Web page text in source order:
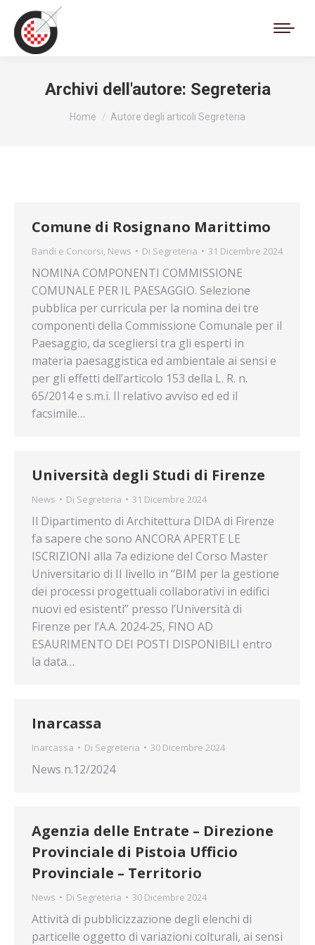
Archivi dell'autore: Segreteria
Tu sei qui:
Home Autore degli articoli Segreteria
Comune di Rosignano Marittimo
Bandi e Concorsi, News Di Segreteria 31 Dicembre 2024
NOMINA COMPONENTI COMMISSIONE
COMUNALE PER IL PAESAGGIO. Selezione
pubblica per curricula per la nomina dei tre
componenti della Commissione Comunale per il
Paesaggio, da scegliersi tra gli esperti in
materia paesaggistica ed ambientale ai sensi e
per gli effetti dell’articolo 153 della L. R. n.
65/2014 e s.m.i. Il relativo avviso ed ed il
facsimile…
Università degli Studi di Firenze
News Di Segreteria 31 Dicembre 2024
Il Dipartimento di Architettura DIDA di Firenze
fa sapere che sono ANCORA APERTE LE
ISCRIZIONI alla 7a edizione del Corso Master
Universitario di II livello in “BIM per la gestione
dei processi progettuali collaborativi in edifici
nuovi ed esistenti” presso l’Università di
Firenze per l’A.A. 2024-25, FINO AD
ESAURIMENTO DEI POSTI DISPONIBILI entro
la data…
Inarcassa
Inarcassa Di Segreteria 30 Dicembre 2024
News n.12/2024
Agenzia delle Entrate – Direzione
Provinciale di Pistoia Ufficio
Provinciale – Territorio
News Di Segreteria 30 Dicembre 2024
Attività di pubblicizzazione degli elenchi di
particelle oggetto di variazioni colturali, ai sensi